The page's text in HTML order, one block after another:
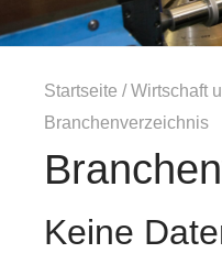
Startseite /Wirtschaft
Branchenverzeichnis
Keine